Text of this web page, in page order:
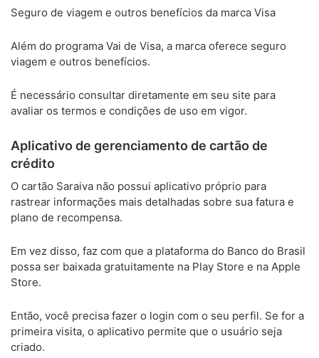
Seguro de viagem e outros benefícios da marca Visa
Além do programa Vai de Visa, a marca oferece seguro
viagem e outros benefícios.
É necessário consultar diretamente em seu site para
avaliar os termos e condições de uso em vigor.
Aplicativo de gerenciamento de cartão de
crédito
O cartão Saraiva não possui aplicativo próprio para
rastrear informações mais detalhadas sobre sua fatura e
plano de recompensa.
Em vez disso, faz com que a plataforma do Banco do Brasil
possa ser baixada gratuitamente na Play Store e na Apple
Store.
Então, você precisa fazer o login com o seu perfil. Se for a
primeira visita, o aplicativo permite que o usuário seja
criado.